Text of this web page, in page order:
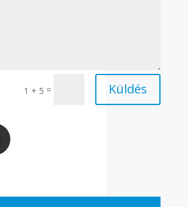
1 + 5 = Küldés